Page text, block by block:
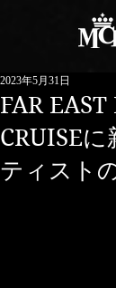
FAR EAST
CRUISE
ティスト
2023年5月31日